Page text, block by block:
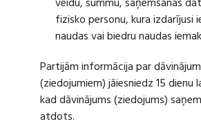
fizisko personu, kura izdarījusi
naudas vai biedru naudas
Partijām informācija par
(ziedojumiem) jāiesniedz 15 dienu
kad dāvinājums (ziedojums)
atdots.